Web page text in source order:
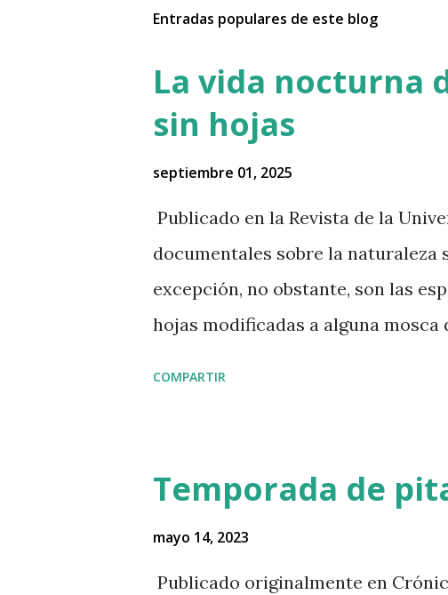
Entradas populares de este blog
La vida nocturna
sin hojas
septiembre 01, 2025
Publicado en la Revista de la
documentales sobre la naturaleza
excepción, no obstante, son las
hojas modificadas a alguna
Vienen a la mente, por ejemplo,
de las películas mexicanas con
del siglo XX. Pero la presencia de
COMPARTIR
Temporada de
mayo 14, 2023
Publicado originalmente en